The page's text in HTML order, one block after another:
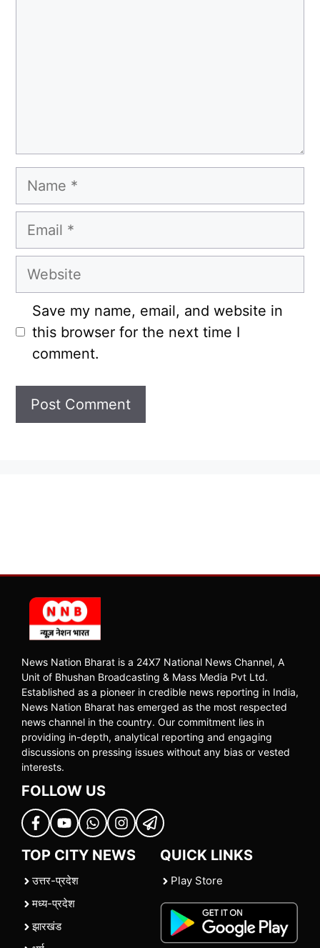
Name
Email
Website
Save my name, email, and website in
this browser for the next time I
comment.
News Nation Bharat is a 24X7 National News Channel, A
Unit of Bhushan Broadcasting & Mass Media Pvt Ltd.
Established as a pioneer in credible news reporting in India,
News Nation Bharat has emerged as the most respected
news channel in the country. Our commitment lies in
providing in-depth, analytical reporting and engaging
discussions on pressing issues without any bias or vested
interests.
FOLLOW US
TOP CITY NEWS
उत्तर-प्रदेश
मध्य-प्रदेश
झारखंड
QUICK LINKS
Play Store